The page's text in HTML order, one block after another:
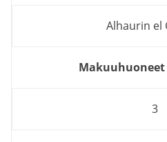
Alhaurin el
Makuuhuoneet
3